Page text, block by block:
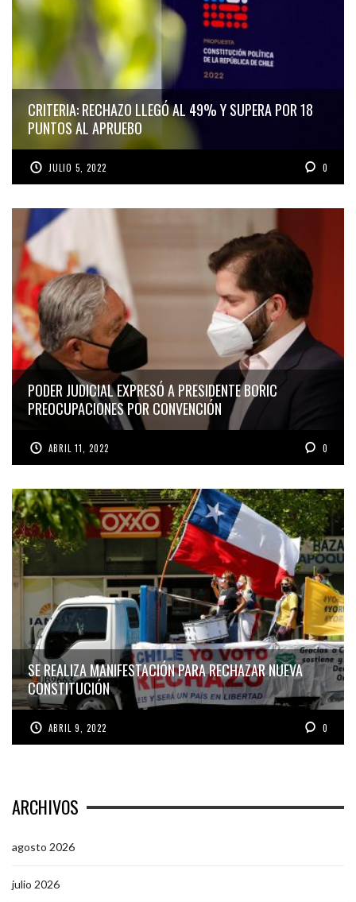
CRITERIA: RECHAZO LLEGÓ AL 49% Y SUPERA POR 18
PUNTOS AL APRUEBO
JULIO 5, 2022 0
PODER JUDICIAL EXPRESÓ A PRESIDENTE BORIC
PREOCUPACIONES POR CONVENCIÓN
ABRIL 11, 2022 0
SE REALIZA MANIFESTACIÓN PARA RECHAZAR NUEVA
CONSTITUCIÓN
ABRIL 9, 2022 0
ARCHIVOS
agosto 2026
julio 2026